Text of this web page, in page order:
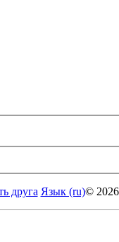
друга Язык (ru)© 2026